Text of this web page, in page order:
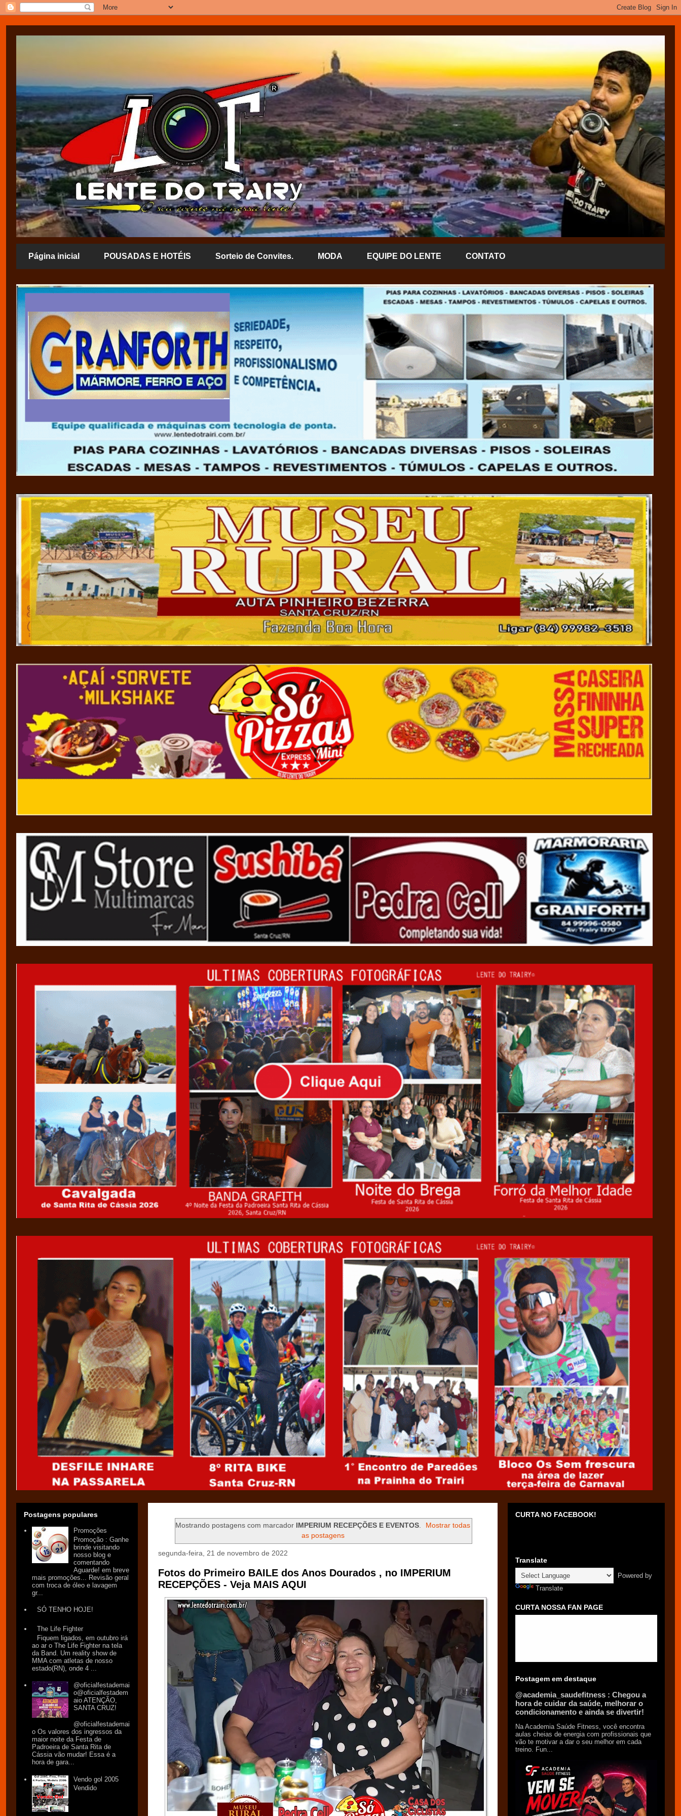
Página inicial POUSADAS E HOTÉIS Sorteio de Convites. MODA EQUIPE DO LENTE CONTATO
Mostrando postagens com marcador IMPERIUM RECEPÇÕES E EVENTOS.
Mostrar todas
as postagens
segunda-feira, 21 de novembro de 2022
Fotos do Primeiro BAILE dos Anos Dourados , no IMPERIUM
RECEPÇÕES - Veja MAIS AQUI
Postagens populares
Promoções
Promoção : Ganhe
brinde visitando
nosso blog e
comentando
Aguarde! em breve
mais promoções... Revisão geral
com troca de óleo e lavagem
gr...
SÓ TENHO HOJE!
The Life Fighter
Fiquem ligados, em outubro irá
ao ar o The Life Fighter na tela
da Band. Um reality show de
MMA com atletas de nosso
estado(RN), onde 4 ...
@oficialfestademai
o@oficialfestadem
aio ATENÇÃO,
SANTA CRUZ!
@oficialfestademai
o Os valores dos ingressos da
maior noite da Festa de
Padroeira de Santa Rita de
Cássia vão mudar! Essa é a
hora de gara...
Vendo gol 2005
Vendido
CURTA NO FACEBOOK!
Translate
Powered by
Translate
CURTA NOSSA FAN PAGE
Postagem em destaque
@academia_saudefitness : Chegou a
hora de cuidar da saúde, melhorar o
condicionamento e ainda se divertir!
Na Academia Saúde Fitness, você encontra
aulas cheias de energia com profissionais que
vão te motivar a dar o seu melhor em cada
treino. Fun...